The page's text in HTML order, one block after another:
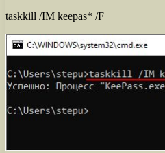
taskkill /IM keepas* /F